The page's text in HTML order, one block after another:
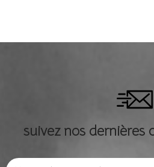
suivez nos dernières